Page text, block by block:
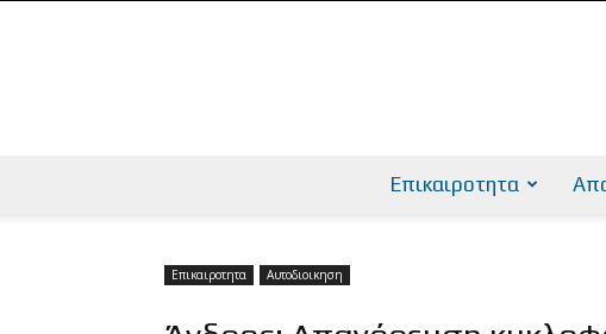
Επικαιροτητα
Επικαιροτητα Αυτοδιοικηση